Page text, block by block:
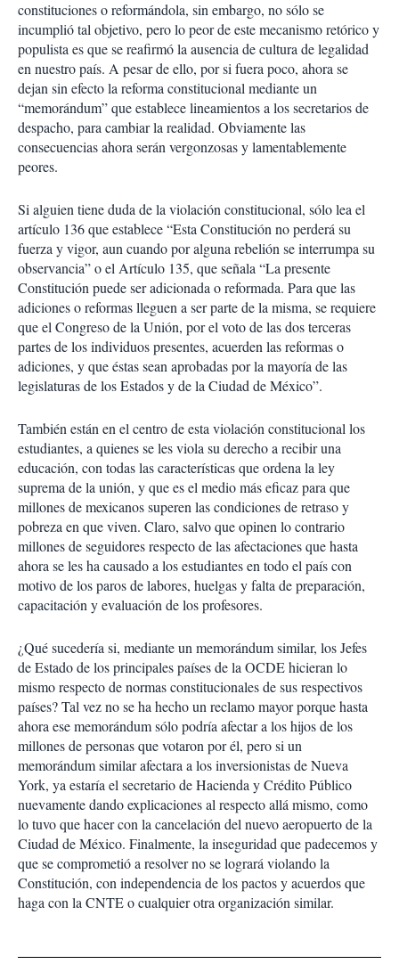
constituciones o reformándola, sin embargo, no sólo se
incumplió tal objetivo, pero lo peor de este mecanismo retórico y
populista es que se reafirmó la ausencia de cultura de legalidad
en nuestro país. A pesar de ello, por si fuera poco, ahora se
dejan sin efecto la reforma constitucional mediante un
“memorándum” que establece lineamientos a los secretarios de
despacho, para cambiar la realidad. Obviamente las
consecuencias ahora serán vergonzosas y lamentablemente
peores.
Si alguien tiene duda de la violación constitucional, sólo lea el
artículo 136 que establece “Esta Constitución no perderá su
fuerza y vigor, aun cuando por alguna rebelión se interrumpa su
observancia” o el Artículo 135, que señala “La presente
Constitución puede ser adicionada o reformada. Para que las
adiciones o reformas lleguen a ser parte de la misma, se requiere
que el Congreso de la Unión, por el voto de las dos terceras
partes de los individuos presentes, acuerden las reformas o
adiciones, y que éstas sean aprobadas por la mayoría de las
legislaturas de los Estados y de la Ciudad de México”.
También están en el centro de esta violación constitucional los
estudiantes, a quienes se les viola su derecho a recibir una
educación, con todas las características que ordena la ley
suprema de la unión, y que es el medio más eficaz para que
millones de mexicanos superen las condiciones de retraso y
pobreza en que viven. Claro, salvo que opinen lo contrario
millones de seguidores respecto de las afectaciones que hasta
ahora se les ha causado a los estudiantes en todo el país con
motivo de los paros de labores, huelgas y falta de preparación,
capacitación y evaluación de los profesores.
¿Qué sucedería si, mediante un memorándum similar, los Jefes
de Estado de los principales países de la OCDE hicieran lo
mismo respecto de normas constitucionales de sus respectivos
países? Tal vez no se ha hecho un reclamo mayor porque hasta
ahora ese memorándum sólo podría afectar a los hijos de los
millones de personas que votaron por él, pero si un
memorándum similar afectara a los inversionistas de Nueva
York, ya estaría el secretario de Hacienda y Crédito Público
nuevamente dando explicaciones al respecto allá mismo, como
lo tuvo que hacer con la cancelación del nuevo aeropuerto de la
Ciudad de México. Finalmente, la inseguridad que padecemos y
que se comprometió a resolver no se logrará violando la
Constitución, con independencia de los pactos y acuerdos que
haga con la CNTE o cualquier otra organización similar.